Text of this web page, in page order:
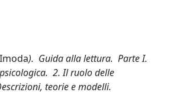
). Guida alla lettura. Parte I.
2. Il ruolo delle
teorie e modelli.